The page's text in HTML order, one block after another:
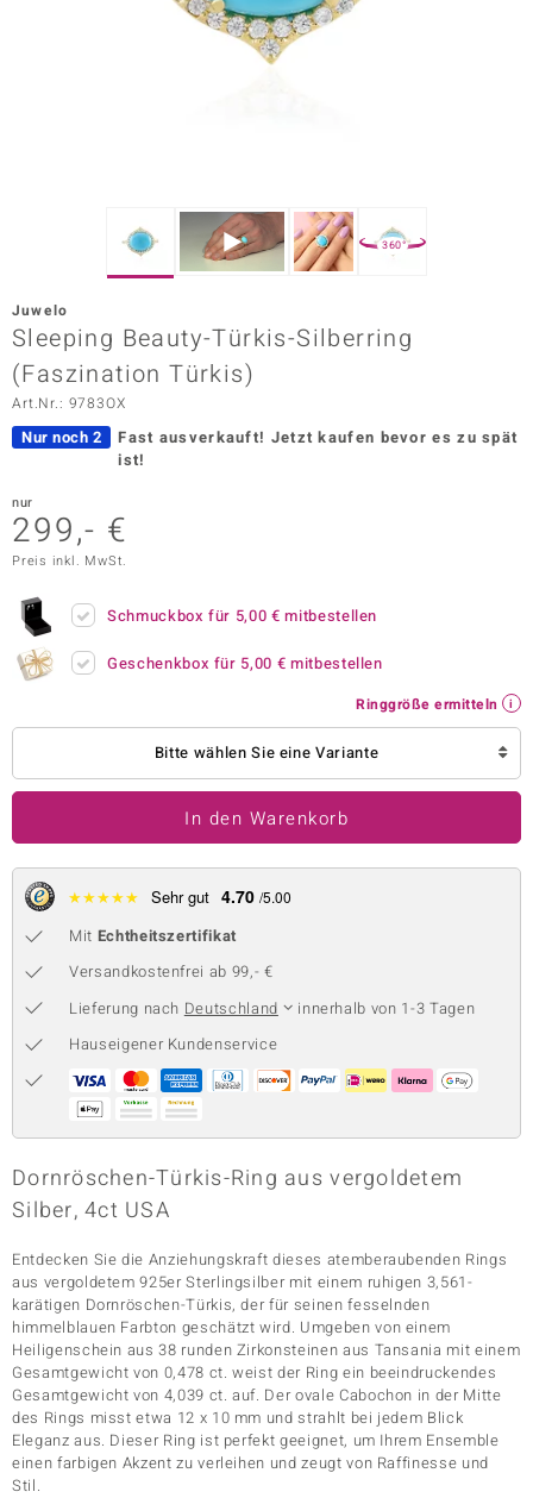
Vogue
Collection
360°
Juwelo
Sleeping Beauty-Türkis-Silberring
(Faszination Türkis)
Art.Nr.: 9783OX
Nur noch 2 Fast ausverkauft! Jetzt kaufen bevor es zu spät
ist!
nur
299,- €
Preis inkl. MwSt.
Schmuckbox für 5,00 € mitbestellen
Geschenkbox für 5,00 € mitbestellen
Ringgröße ermitteln
Bitte wählen Sie eine Variante
In den Warenkorb
★★★★★ Sehr gut 4.70 /5.00
Mit Echtheitszertifikat
Versandkostenfrei ab 99,- €
Lieferung nach Deutschland
innerhalb von 1-3 Tagen
Hauseigener Kundenservice
Dornröschen-Türkis-Ring aus vergoldetem
Silber, 4ct USA
Entdecken Sie die Anziehungskraft dieses atemberaubenden Rings
aus vergoldetem 925er Sterlingsilber mit einem ruhigen 3,561-
karätigen Dornröschen-Türkis, der für seinen fesselnden
himmelblauen Farbton geschätzt wird. Umgeben von einem
Heiligenschein aus 38 runden Zirkonsteinen aus Tansania mit einem
Gesamtgewicht von 0,478 ct. weist der Ring ein beeindruckendes
Gesamtgewicht von 4,039 ct. auf. Der ovale Cabochon in der Mitte
des Rings misst etwa 12 x 10 mm und strahlt bei jedem Blick
Eleganz aus. Dieser Ring ist perfekt geeignet, um Ihrem Ensemble
einen farbigen Akzent zu verleihen und zeugt von Raffinesse und
Stil.